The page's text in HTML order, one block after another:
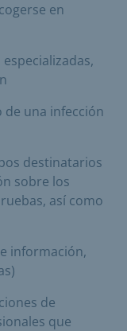
en
de una infección
destinatarios
sobre los
así como
información,
de
que